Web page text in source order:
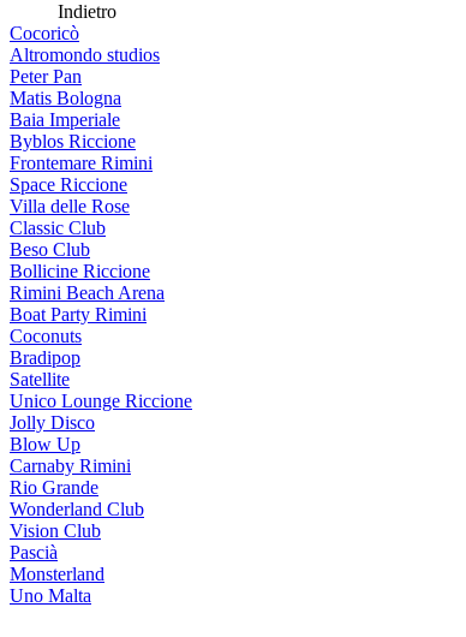
Indietro
Cocoricò
Altromondo studios
Peter Pan
Matis Bologna
Baia Imperiale
Byblos Riccione
Frontemare Rimini
Space Riccione
Villa delle Rose
Classic Club
Beso Club
Bollicine Riccione
Rimini Beach Arena
Boat Party Rimini
Coconuts
Bradipop
Satellite
Unico Lounge Riccione
Jolly Disco
Blow Up
Carnaby Rimini
Rio Grande
Wonderland Club
Vision Club
Pascià
Monsterland
Uno Malta